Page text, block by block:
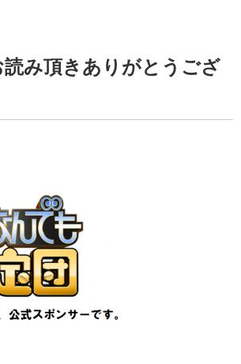
み頂きありがとうござ